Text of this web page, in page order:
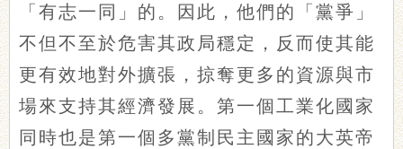
「有志一同」的。因此，他們的「黨爭」
不但不至於危害其政局穩定，反而使其能
更有效地對外擴張，掠奪更多的資源與市
場來支持其經濟發展。第一個工業化國家
同時也是第一個多黨制民主國家的大英帝